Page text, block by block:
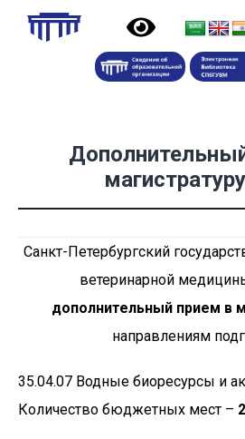
Санкт-Петербургский
ветеринарной
дополнительный прием в
направлениям
35.04.07 Водные биоресурсы и
Количество бюджетных мест –